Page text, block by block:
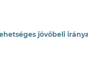
jövőbeli